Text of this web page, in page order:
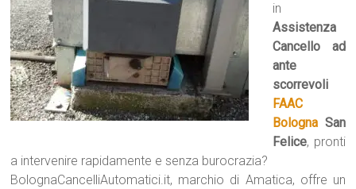
in
Assistenza
Cancello ad
ante
scorrevoli
FAAC
Bologna San
Felice, pronti
a intervenire rapidamente e senza burocrazia?
BolognaCancelliAutomatici.it, marchio di Amatica, offre un